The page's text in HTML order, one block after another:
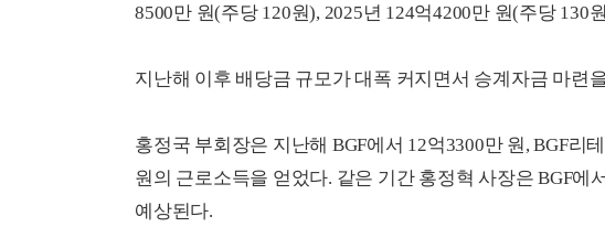
8500만 원(주당 120원), 2025년 124억4200만 원(주당 130
지난해 이후 배당금 규모가 대폭 커지면서 승계자금 마련
홍정국 부회장은 지난해 BGF에서 12억3300만 원, BGF리
원의 근로소득을 얻었다. 같은 기간 홍정혁 사장은 BGF에
예상된다.